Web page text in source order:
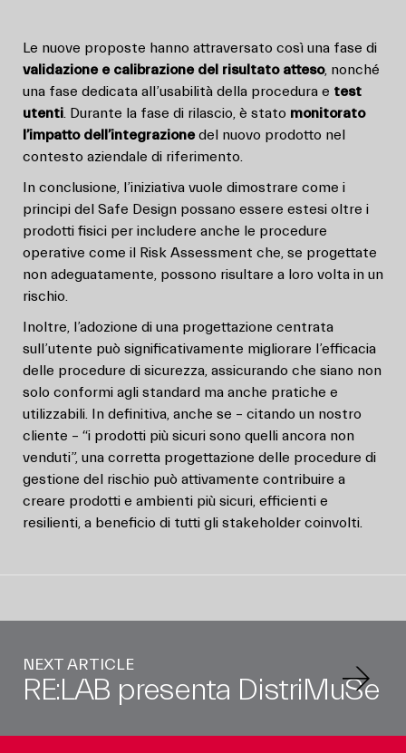
Le nuove proposte hanno attraversato così una fase di
validazione e calibrazione del risultato atteso, nonché
una fase dedicata all’usabilità della procedura e test
utenti. Durante la fase di rilascio, è stato monitorato
l’impatto dell’integrazionedel nuovo prodotto nel
contesto aziendale di riferimento.
In conclusione, l’iniziativa vuole dimostrare come i
principi del Safe Design possano essere estesi oltre i
prodotti fisici per includere anche le procedure
operative come il Risk Assessment che, se progettate
non adeguatamente, possono risultare a loro volta in un
rischio.
Inoltre, l’adozione di una progettazione centrata
sull’utente può significativamente migliorare l’efficacia
delle procedure di sicurezza, assicurando che siano non
solo conformi agli standard ma anche pratiche e
utilizzabili. In definitiva, anche se – citando un nostro
cliente – “i prodotti più sicuri sono quelli ancora non
venduti”, una corretta progettazione delle procedure di
gestione del rischio può attivamente contribuire a
creare prodotti e ambienti più sicuri, efficienti e
resilienti, a beneficio di tutti gli stakeholder coinvolti.
NEXT ARTICLE
RE:LAB presenta DistriMuSe